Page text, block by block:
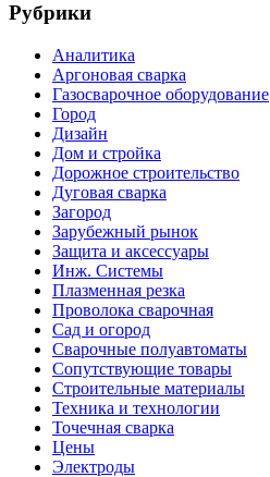
Рубрики
Аналитика
Аргоновая сварка
Газосварочное оборудование
Город
Дизайн
Дом и стройка
Дорожное строительство
Дуговая сварка
Загород
Зарубежный рынок
Защита и аксессуары
Инж. Системы
Плазменная резка
Проволока сварочная
Сад и огород
Сварочные полуавтоматы
Сопутствующие товары
Строительные материалы
Техника и технологии
Точечная сварка
Цены
Электроды